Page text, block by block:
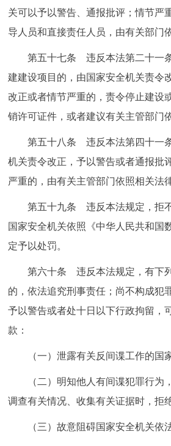
关可以予以警告、通报批评；情节严
导人员和直接责任人员，由有关部门
第五十七条 违反本法第二十一条
建建设项目的，由国家安全机关责令
改正或者情节严重的，责令停止建设
销许可证件，或者建议有关主管部门
第五十八条 违反本法第四十一条
机关责令改正，予以警告或者通报批
严重的，由有关主管部门依照相关法
第五十九条 违反本法规定，拒不
国家安全机关依照《中华人民共和国
定予以处罚。
第六十条 违反本法规定，有下列
的，依法追究刑事责任；尚不构成犯
予以警告或者处十日以下行政拘留，
款：
（一）泄露有关反间谍工作的国家
（二）明知他人有间谍犯罪行为
调查有关情况、收集有关证据时，拒
（三）故意阻碍国家安全机关依法